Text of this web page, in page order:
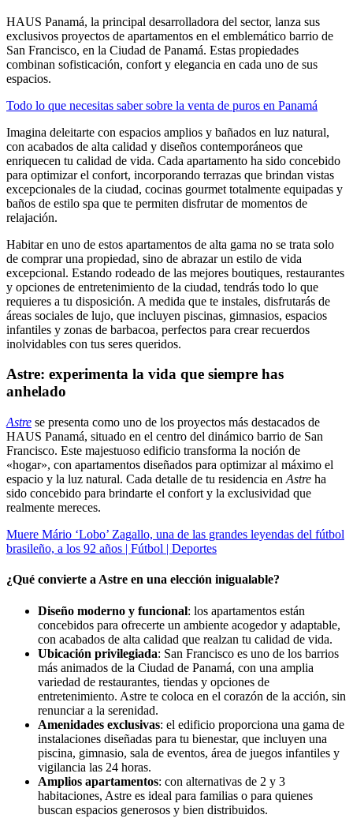
HAUS Panamá, la principal desarrolladora del sector, lanza sus
exclusivos proyectos de apartamentos en el emblemático barrio de
San Francisco, en la Ciudad de Panamá. Estas propiedades
combinan sofisticación, confort y elegancia en cada uno de sus
espacios.
Todo lo que necesitas saber sobre la venta de puros en Panamá
Imagina deleitarte con espacios amplios y bañados en luz natural,
con acabados de alta calidad y diseños contemporáneos que
enriquecen tu calidad de vida. Cada apartamento ha sido concebido
para optimizar el confort, incorporando terrazas que brindan vistas
excepcionales de la ciudad, cocinas gourmet totalmente equipadas y
baños de estilo spa que te permiten disfrutar de momentos de
relajación.
Habitar en uno de estos apartamentos de alta gama no se trata solo
de comprar una propiedad, sino de abrazar un estilo de vida
excepcional. Estando rodeado de las mejores boutiques, restaurantes
y opciones de entretenimiento de la ciudad, tendrás todo lo que
requieres a tu disposición. A medida que te instales, disfrutarás de
áreas sociales de lujo, que incluyen piscinas, gimnasios, espacios
infantiles y zonas de barbacoa, perfectos para crear recuerdos
inolvidables con tus seres queridos.
Astre: experimenta la vida que siempre has
anhelado
Astre se presenta como uno de los proyectos más destacados de
HAUS Panamá, situado en el centro del dinámico barrio de San
Francisco. Este majestuoso edificio transforma la noción de
«hogar», con apartamentos diseñados para optimizar al máximo el
espacio y la luz natural. Cada detalle de tu residencia en Astre ha
sido concebido para brindarte el confort y la exclusividad que
realmente mereces.
Muere Mário ‘Lobo’ Zagallo, una de las grandes leyendas del fútbol
brasileño, a los 92 años | Fútbol | Deportes
¿Qué convierte a Astre en una elección inigualable?
Diseño moderno y funcional: los apartamentos están
concebidos para ofrecerte un ambiente acogedor y adaptable,
con acabados de alta calidad que realzan tu calidad de vida.
Ubicación privilegiada: San Francisco es uno de los barrios
más animados de la Ciudad de Panamá, con una amplia
variedad de restaurantes, tiendas y opciones de
entretenimiento. Astre te coloca en el corazón de la acción, sin
renunciar a la serenidad.
Amenidades exclusivas: el edificio proporciona una gama de
instalaciones diseñadas para tu bienestar, que incluyen una
piscina, gimnasio, sala de eventos, área de juegos infantiles y
vigilancia las 24 horas.
Amplios apartamentos: con alternativas de 2 y 3
habitaciones, Astre es ideal para familias o para quienes
buscan espacios generosos y bien distribuidos.